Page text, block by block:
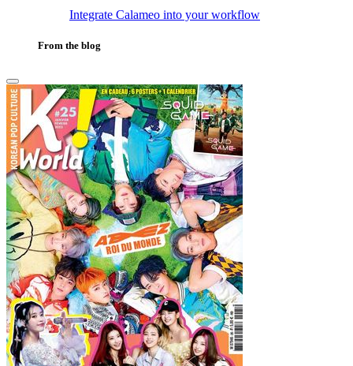
Integrate Calameo into your workflow
From the blog